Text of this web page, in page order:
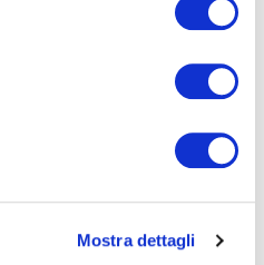
Mostra dettagli